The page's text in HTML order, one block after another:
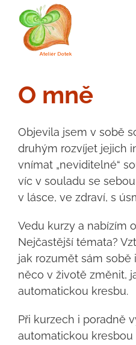
content
O mně
Objevila jsem v sobě
druhým rozvíjet jejich
vnímat „neviditelné“
víc v souladu se
v lásce, ve zdraví, s
Vedu kurzy a nabízím
Nejčastější témata?
jak rozumět sám sobě
něco v životě změnit,
automatickou kresbu.
Při kurzech i poradně
automatickou kresbou